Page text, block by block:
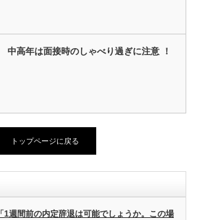
中高年は面接時のしゃべり過ぎに注意 ！
トップページに戻る
「1週間前の内定辞退は可能でしょうか。この場